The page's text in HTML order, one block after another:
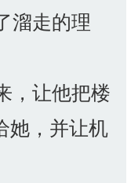
溜走的理
，让他把楼
她，并让机